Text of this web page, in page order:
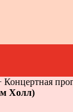
Концертная
Холл)